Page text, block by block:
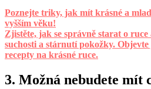
Poznejte triky, jak mít krásné a
vyšším věku!
Zjistěte, jak se správně starat o
suchosti a stárnutí pokožky.
recepty na krásné ruce.
3. Možná nebudete